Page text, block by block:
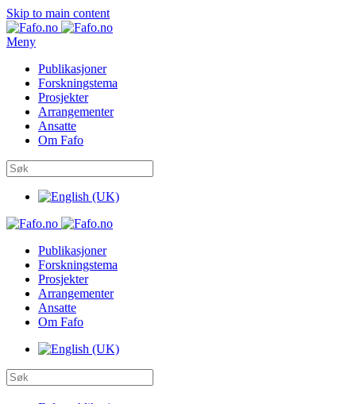
Skip to main content
Meny
Publikasjoner
Forskningstema
Prosjekter
Arrangementer
Ansatte
Om Fafo
Publikasjoner
Forskningstema
Prosjekter
Arrangementer
Ansatte
Om Fafo